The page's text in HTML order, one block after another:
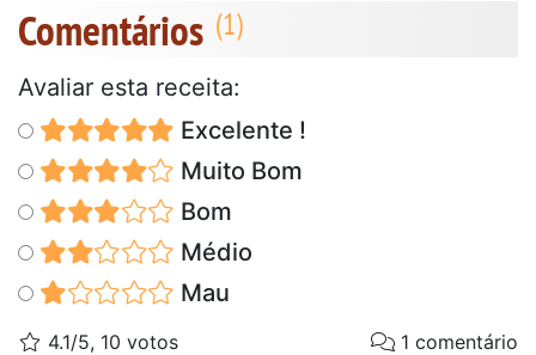
Comentários
Avaliar esta receita:
Excelente !
Muito Bom
Bom
Médio
Mau
4.1/5, 10 votos 1 comentário